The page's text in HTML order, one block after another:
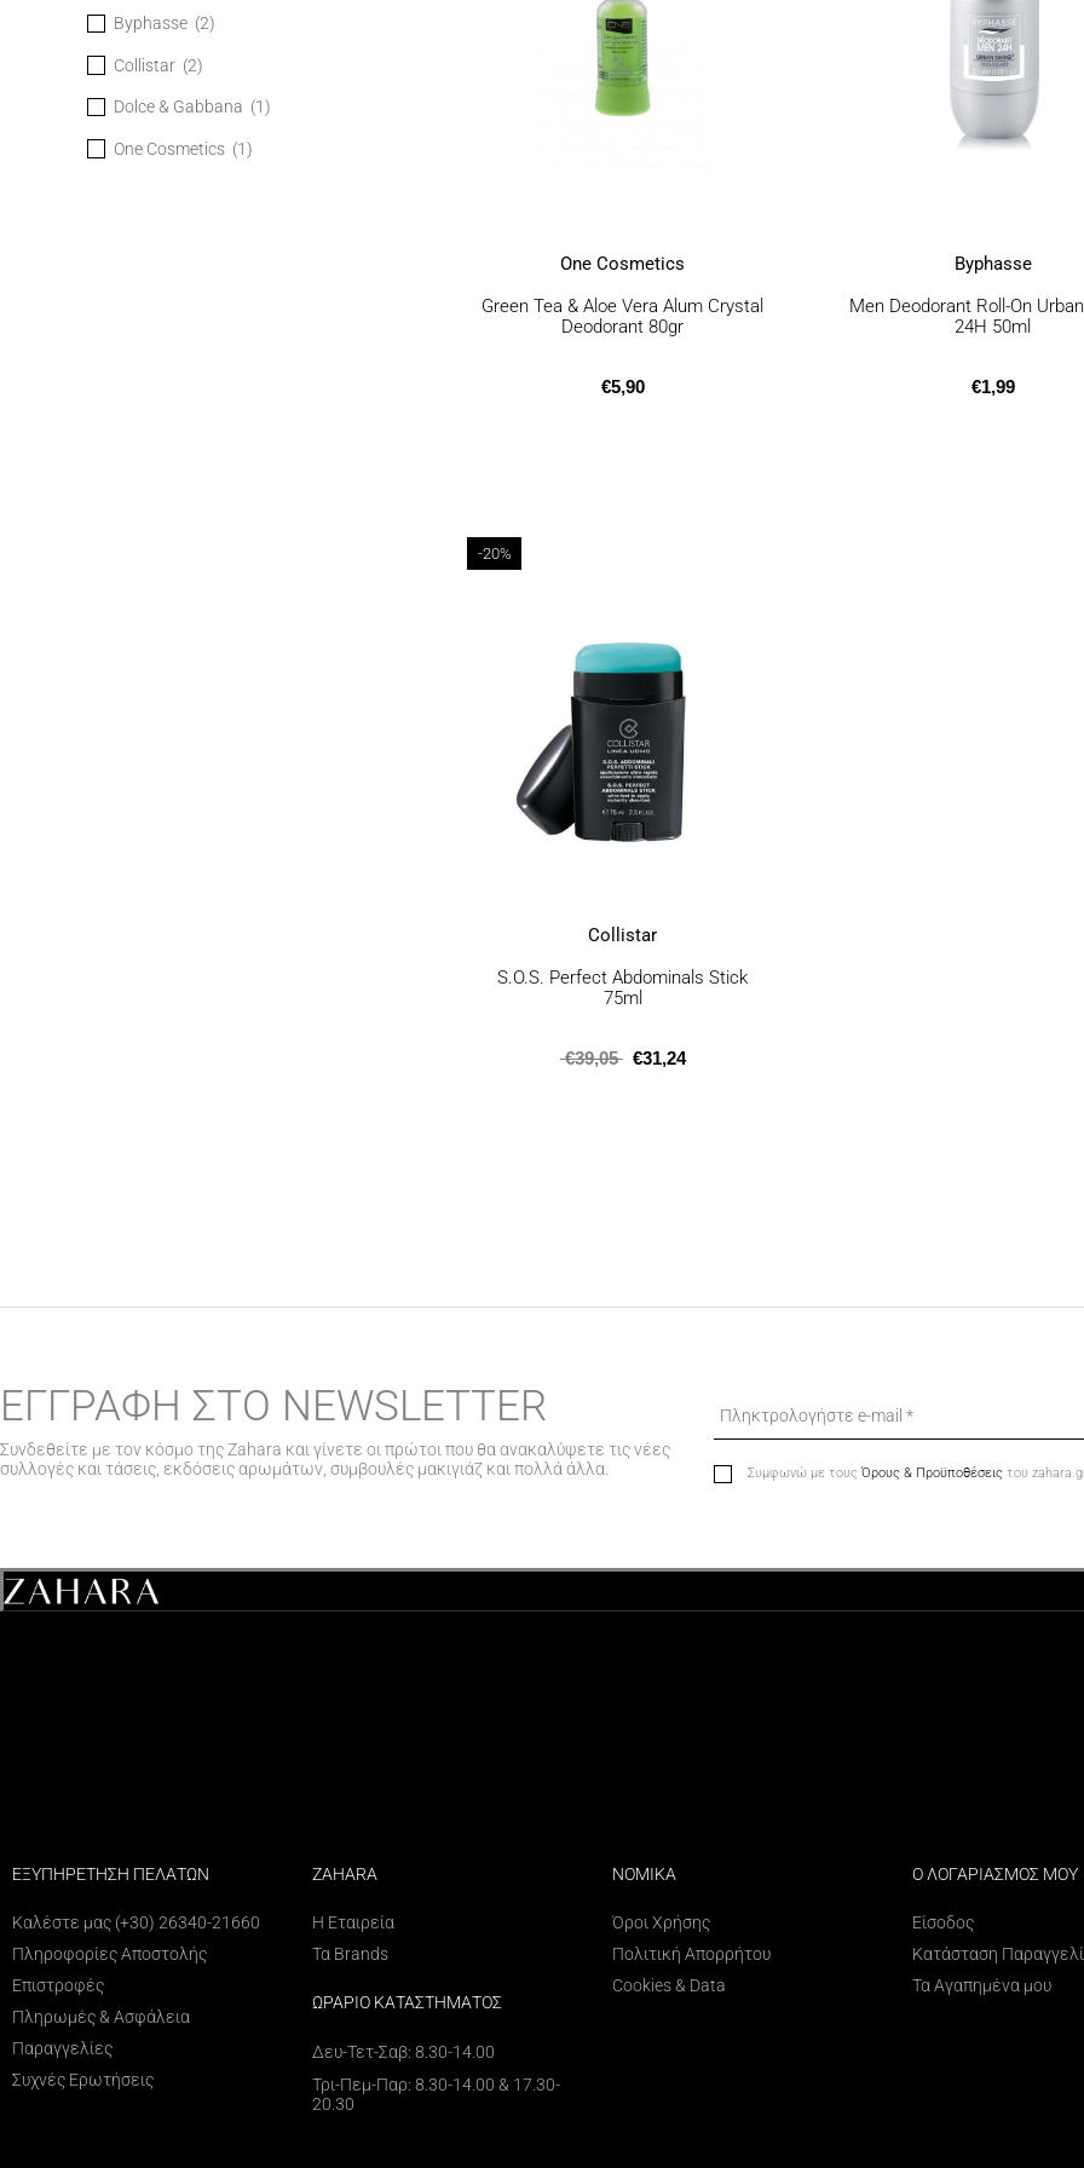
Byphasse (2)
Collistar (2)
Dolce & Gabbana (1)
One Cosmetics (1)
One Cosmetics
Green Tea & Aloe Vera Alum Crystal
Deodorant 80gr
€5,90
Byphasse
Men Deodorant Roll-On
24H 50ml
€1,99
-20%
Collistar
S.O.S. Perfect Abdominals Stick
75ml
€39,05 €31,24
ΕΓΓΡΑΦΗ ΣΤΟ NEWSLETTER
Συνδεθείτε με τον κόσμο της Zahara και γίνετε οι πρώτοι που θα ανακαλύψετε τις νέες
συλλογές και τάσεις, εκδόσεις αρωμάτων, συμβουλές μακιγιάζ και πολλά άλλα.
Συμφωνώ με τουςΌρους & Προϋποθέσεις του
ΕΞΥΠΗΡΕΤΗΣΗ ΠΕΛΑΤΩΝ
Καλέστε μας (+30) 26340-21660
Πληροφορίες Αποστολής
Επιστροφές
Πληρωμές & Ασφάλεια
Παραγγελίες
Συχνές Ερωτήσεις
ZAHARA
Η Εταιρεία
Τα Brands
ΩΡΑΡΙΟ ΚΑΤΑΣΤΗΜΑΤΟΣ
Δευ-Τετ-Σαβ: 8.30-14.00
Τρι-Πεμ-Παρ: 8.30-14.00 & 17.30-
20.30
ΝΟΜΙΚΑ
Όροι Χρήσης
Πολιτική Απορρήτου
Cookies & Data
Ο ΛΟΓΑΡΙΑΣΜΟΣ ΜΟΥ
Είσοδος
Κατάσταση
Τα Αγαπημένα μου